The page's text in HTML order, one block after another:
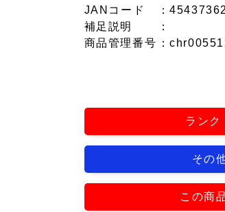
JANコード
：
補足説明
：
商品管理番号 ：
ランク
その
この商